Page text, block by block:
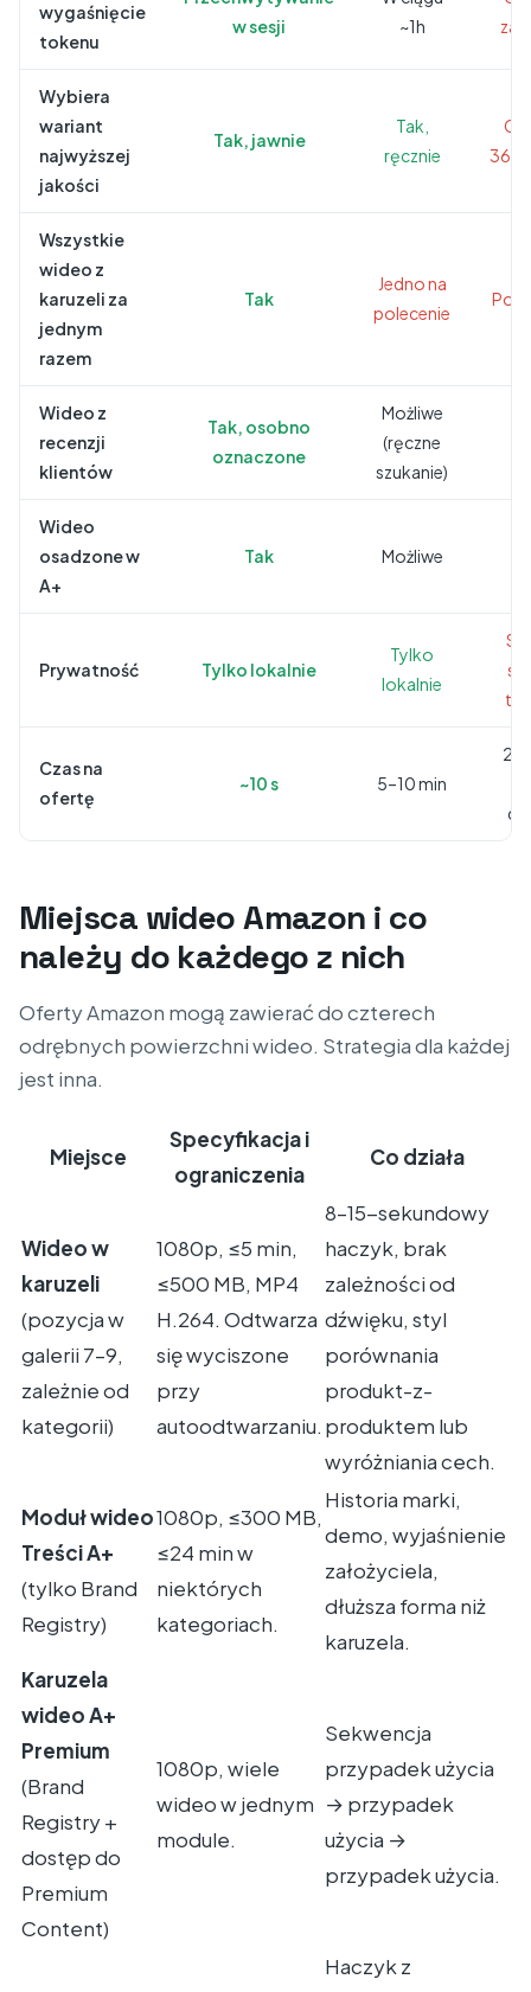
wygaśnięcie
tokenu
w sesji
~1h
Wybiera
wariant
najwyższej
jakości
Tak, jawnie
Tak,
ręcznie
Wszystkie
wideo z
karuzeli za
jednym
razem
Tak
Jedno na
polecenie
Po
Wideo z
recenzji
klientów
Tak, osobno
oznaczone
Możliwe
(ręczne
szukanie)
Wideo
osadzone w
A+
Tak Możliwe
Prywatność Tylko lokalnie
Tylko
lokalnie
Czas na
ofertę
~10 s 5–10 min
Miejsca wideo Amazon i co
należy do każdego z nich
Oferty Amazon mogą zawierać do czterech
odrębnych powierzchni wideo. Strategia dla każdej
jest inna.
Miejsce
Specyfikacja i
ograniczenia
Co działa
Wideo w
karuzeli
(pozycja w
galerii 7–9,
zależnie od
kategorii)
1080p, ≤5 min,
≤500 MB, MP4
H.264. Odtwarza
się wyciszone
przy
autoodtwarzaniu.
8–15-sekundowy
haczyk, brak
zależności od
dźwięku, styl
porównania
produkt-z-
produktem lub
wyróżniania cech.
Moduł wideo
Treści A+
(tylko Brand
Registry)
1080p, ≤300 MB,
≤24 min w
niektórych
kategoriach.
Historia marki,
demo, wyjaśnienie
założyciela,
dłuższa forma niż
karuzela.
Karuzela
wideo A+
Premium
(Brand
Registry +
dostęp do
Premium
Content)
1080p, wiele
wideo w jednym
module.
Sekwencja
przypadek użycia
→ przypadek
użycia →
przypadek użycia.
Haczyk z